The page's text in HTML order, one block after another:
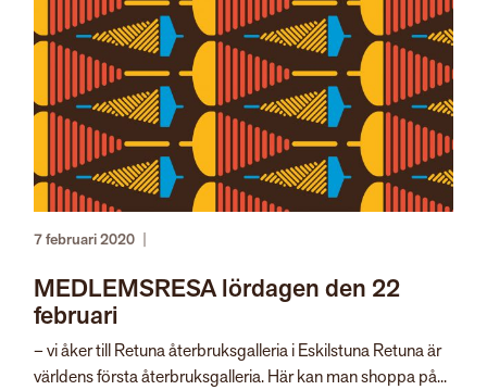
7 februari 2020 |
MEDLEMSRESA lördagen den 22
februari
– vi åker till Retuna återbruksgalleria i Eskilstuna Retuna är
världens första återbruksgalleria. Här kan man shoppa på...